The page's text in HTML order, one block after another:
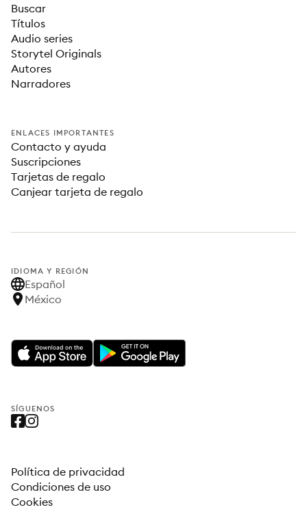
Buscar
Títulos
Audio series
Storytel Originals
Autores
Narradores
ENLACES IMPORTANTES
Contacto y ayuda
Suscripciones
Tarjetas de regalo
Canjear tarjeta de regalo
IDIOMA Y REGIÓN
Español
México
SÍGUENOS
Política de privacidad
Condiciones de uso
Cookies